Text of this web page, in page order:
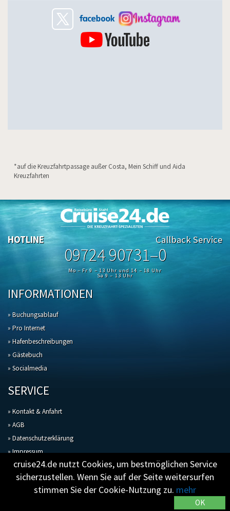
*auf die Kreuzfahrtpassage außer Costa, Mein Schiff und Aida
Kreuzfahrten
HOTLINE Callback Service
09724 90731–0
Mo – Fr 9 – 13 Uhr und 14 – 18 Uhr
Sa 9 – 13 Uhr
INFORMATIONEN
» Buchungsablauf
» Pro Internet
» Hafenbeschreibungen
» Gästebuch
» Socialmedia
SERVICE
» Kontakt & Anfahrt
» AGB
» Datenschutzerklärung
» Impressum
© Copyright 2026 Reisebüro Stahl - Schiffsreisen und Kreuzfahrten online
buchen
cruise24.de nutzt Cookies, um bestmöglichen Service
sicherzustellen. Wenn Sie auf der Seite weitersurfen
stimmen Sie der Cookie-Nutzung zu. mehr
OK